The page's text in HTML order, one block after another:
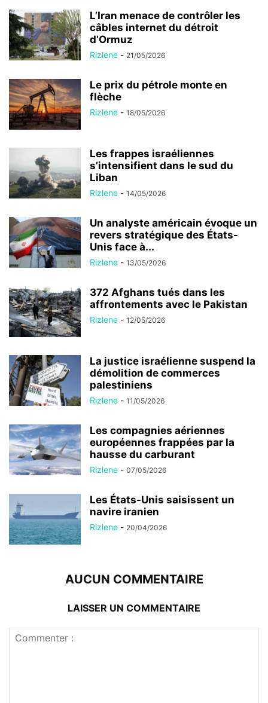
L’Iran menace de contrôler les
câbles internet du détroit
d’Ormuz
Rizlene - 21/05/2026
Le prix du pétrole monte en
flèche
Rizlene - 18/05/2026
Les frappes israéliennes
s’intensifient dans le sud du
Liban
Rizlene - 14/05/2026
Un analyste américain évoque un
revers stratégique des États-
Unis face à...
Rizlene - 13/05/2026
372 Afghans tués dans les
affrontements avec le Pakistan
Rizlene - 12/05/2026
La justice israélienne suspend la
démolition de commerces
palestiniens
Rizlene - 11/05/2026
Les compagnies aériennes
européennes frappées par la
hausse du carburant
Rizlene - 07/05/2026
Les États-Unis saisissent un
navire iranien
Rizlene - 20/04/2026
AUCUN COMMENTAIRE
LAISSER UN COMMENTAIRE